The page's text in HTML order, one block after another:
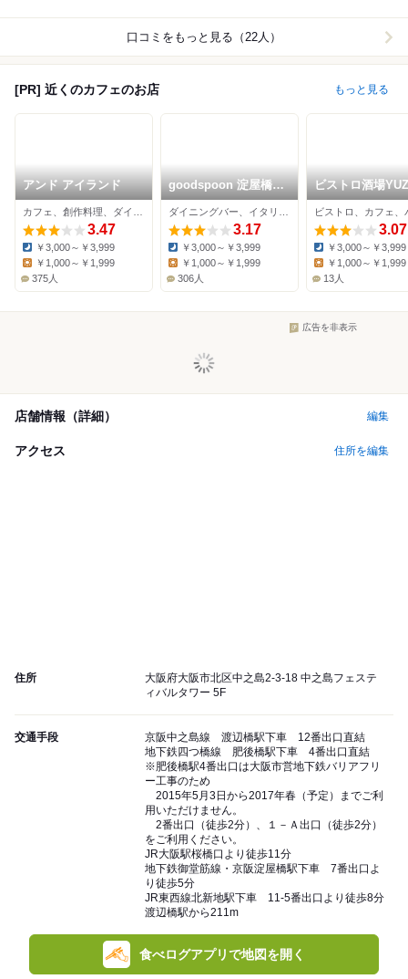
口コミをもっと見る（22人）
[PR] 近くのカフェのお店 もっと見る
アンド アイランド
3.47
Dinner:
￥3,000～￥3,999
￥1,000～￥1,999
375人
goodspoon 淀屋橋
odona
3.17
Dinner:
￥3,000～￥3,999
￥1,000～￥1,999
306人
ビストロ酒場
cafe&bar 北浜本
ビストロ、カフェ、
3.07
Dinner:
￥3,000～￥3,999
Lunch:
￥1,000～￥1,999
13人
広告を非表示
店舗情報（詳細） 編集
アクセス 住所を編集
住所
大阪府大阪市北区中之島2-3-18 中之島フェステ
ィバルタワー 5F
交通手段
京阪中之島線 渡辺橋駅下車 12番出口直結
地下鉄四つ橋線 肥後橋駅下車 4番出口直結
※肥後橋駅4番出口は大阪市営地下鉄バリアフリ
ー工事のため
2015年5月3日から2017年春（予定）までご利
用いただけません。
2番出口（徒歩2分）、１－Ａ出口（徒歩2分）
をご利用ください。
JR大阪駅桜橋口より徒歩11分
地下鉄御堂筋線・京阪淀屋橋駅下車 7番出口よ
り徒歩5分
JR東西線北新地駅下車 11-5番出口より徒歩8分
渡辺橋駅から211m
食べログアプリで地図を開く